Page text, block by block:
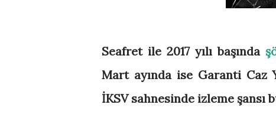
Seafret ile 2017 yılı başında
Mart ayında ise Garanti Caz
İKSV sahnesinde izleme şansı